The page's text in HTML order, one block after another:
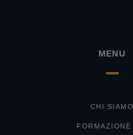
MENU
CHI SIAMO
FORMAZIONE